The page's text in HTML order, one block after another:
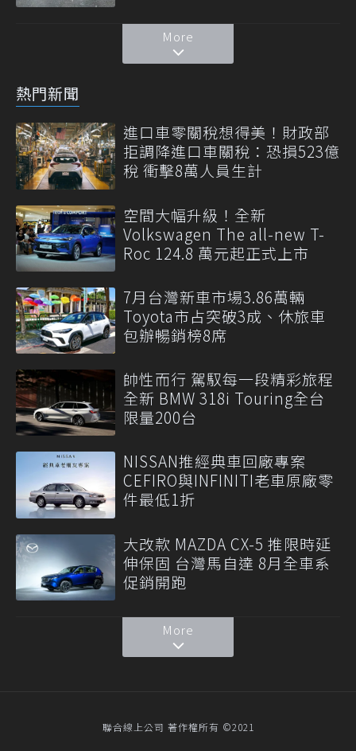
More
熱門新聞
進口車零關稅想得美！財政部
拒調降進口車關稅：恐損523億
稅 衝擊8萬人員生計
空間大幅升級！全新
Volkswagen The all-new T-
Roc 124.8 萬元起正式上市
7月台灣新車市場3.86萬輛
Toyota市占突破3成、休旅車
包辦暢銷榜8席
帥性而行 駕馭每一段精彩旅程
全新 BMW 318i Touring全台
限量200台
NISSAN推經典車回廠專案
CEFIRO與INFINITI老車原廠零
件最低1折
大改款 MAZDA CX-5 推限時延
伸保固 台灣馬自達 8月全車系
促銷開跑
More
聯合線上公司 著作權所有 ©2021